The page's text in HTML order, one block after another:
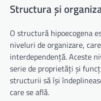
Structura și
O structură hipoecogena
niveluri de organizare,
interdependență. Aceste
serie de proprietăți și
structurii să își
care se află.